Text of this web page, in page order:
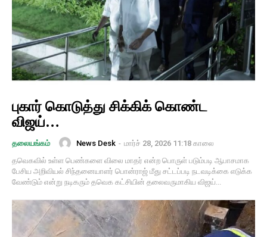
புகார் கொடுத்து சிக்கிக் கொண்ட
விஜய்…
தலையங்கம் News Desk - மார்ச் 28, 2026 11:18 காலை
தவெகவில் உள்ள பெண்களை விலை மாதர் என்ற பொருள் படும்படி ஆபாசமாக
பேசிய அறிவியல் சிந்தனையாளர் பொன்ராஜ் மீது சட்டப்படி நடவடிக்கை எடுக்க
வேண்டும் என்று நடிகரும் தவெக கட்சியின் தலைவருமாகிய விஜய்...